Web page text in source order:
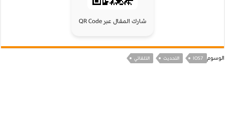
شارك المقال عبر QR Code
الوسوم IOS7 التحديث التلقائي